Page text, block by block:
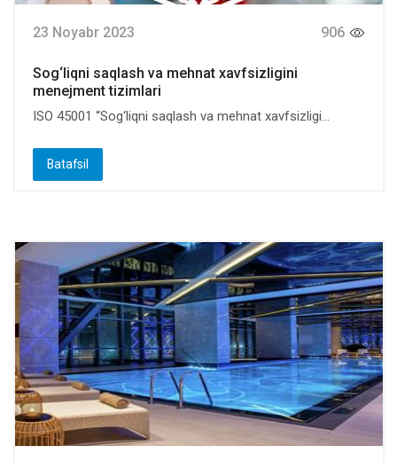
23 Noyabr 2023 906
Sog‘liqni saqlash va mehnat xavfsizligini
menejment tizimlari
ISO 45001 “Sog‘liqni saqlash va mehnat xavfsizligi...
Batafsil